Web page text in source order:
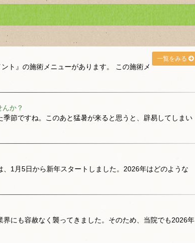
一覧をみる
ト』の施術メニューがあります。 この施術メ
か？
節ですね。このあと猛暑が来ると思うと、辟易してしまい
1月5日から新年スタートしました。2026年はどのような
にも容赦なく襲ってきました。そのため、当院でも2026年